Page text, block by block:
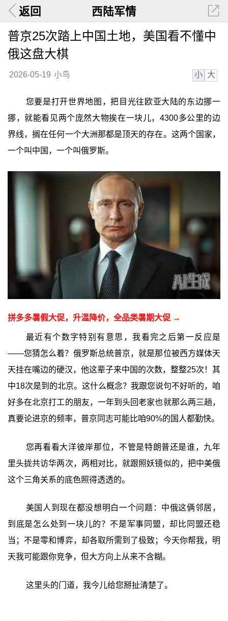
返回 西陆军情
普京25次踏上中国土地，美国看不懂中
俄这盘大棋
2026-05-19 小鸟 小 大
您要是打开世界地图，把目光往欧亚大陆的东边挪一
挪，就能看见两个庞然大物挨在一块儿，4300多公里的边
界线，搁在任何一个大洲那都是顶天的存在。这两个国家，
一个叫中国，一个叫俄罗斯。
拼多多暑假大促，升温降价，全品类暑期大促 →
最近有个数字特别有意思，我看完之后第一反应是
——您猜怎么着？俄罗斯总统普京，就是那位被西方媒体天
天挂在嘴边的硬汉，他这辈子来中国的次数，整整25次！其
中18次是到的北京。这什么概念？我跟您说句不好听的，咱
好多在北京打工的朋友，一年到头回老家也就那么两三趟，
真要论进京的频率，普京同志可能比咱90%的国人都勤快。
您再看看大洋彼岸那位，不管是特朗普还是谁，九年
里头拢共访华两次，两相对比，就跟照妖镜似的，把中美俄
这个三角关系的底色照得透透的。
美国人到现在都没想明白一个问题：中俄这俩邻居，
到底是怎么处到一块儿的？不是军事同盟，却比同盟还稳
当；不是零和博弈，却各取所需到了极致；今天你帮我，明
天我可能跟你竞争，但大方向上从来不含糊。
这里头的门道，我今儿给您掰扯清楚了。